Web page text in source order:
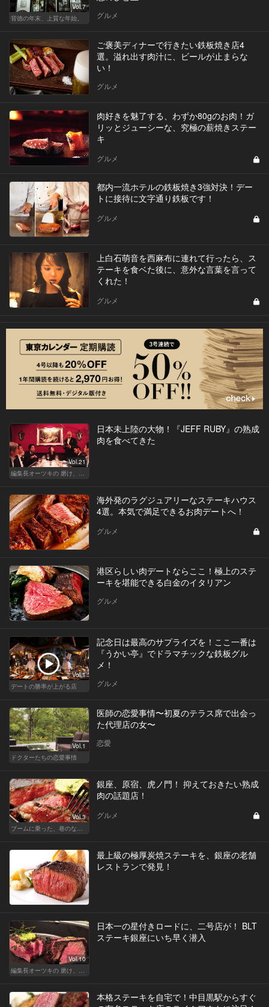
Vol.7
背徳の年末、上質な年始。
グルメ
ご褒美ディナーで行きたい鉄板焼き店4
選。溢れ出す肉汁に、ビールが止まらな
い！
グルメ
肉好きを魅了する、わずか80gのお肉！ガ
リッとジューシーな、究極の薪焼きステー
キ
グルメ
都内一流ホテルの鉄板焼き3強対決！デー
トに接待に文字通り鉄板です！
グルメ
上白石萌音を西麻布に連れて行ったら、ス
テーキを食ベた後に、意外な言葉を言って
くれた！
グルメ
Vol.21
編集長オーツキの 磨け、バカ舌！ 学べ、オトナの遊び
日本未上陸の大物！『JEFF RUBY』の熟成
肉を食べてきた
海外発のラグジュアリーなステーキハウス
4選。本気で満足できるお肉デートへ！
グルメ
港区らしい肉デートならここ！極上のステ
ーキを堪能できる白金のイタリアン
グルメ
Vol.1
デートの勝率が上がる店
記念日は最高のサプライズを！ここ一番は
『うかい亭』でドラマチックな鉄板グル
メ！
グルメ
Vol.1
ドクターたちの恋愛事情
医師の恋愛事情〜初夏のテラス席で出会っ
た代理店の女〜
恋愛
Vol.3
ブームに乗った、巷のなんちゃってに喝！ 真実の熟成肉しか食べたくない！
銀座、原宿、虎ノ門！ 抑えておきたい熟成
肉の話題店！
グルメ
最上級の極厚炭焼ステーキを、銀座の老舗
レストランで発見！
Vol.10
編集長オーツキの 磨け、バカ舌！ 学べ、オトナの遊び
日本一の星付きロードに、二号店が！ BLT
ステーキ銀座にいち早く潜入
本格ステーキを自宅で！中目黒駅からすぐ